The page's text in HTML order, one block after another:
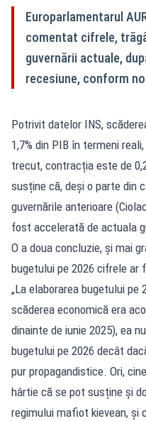
Europarlamentarul
comentat cifrele,
guvernării actuale,
recesiune, conform
Potrivit datelor INS,
1,7% din PIB în termeni
trecut, contracția este de
susține că, deși o parte din
guvernările anterioare
fost accelerată de actuala
O a doua concluzie, și mai
bugetului pe 2026 cifrele
„La elaborarea bugetului
scăderea economică era
dinainte de iunie 2025), ea
bugetului pe 2026 decât
pur propagandistice. Ori,
hârtie că se pot susține și
regimului mafiot kievean, și